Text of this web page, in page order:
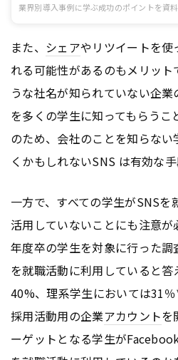
業界別導入事例に学ぶ成功のポイントを資
また、 シェアやリツイートを使
れる可能性があるのもメリット
うな社名が知られていない企
を多くの学生に知ってもらうこ
のため、会社のことを知らない
くかもしれないSNS は有効な
一方で、すべての学生がSNSを
活用していないことにも注意
年度卒の学生を対象に行った
を就職活動に利用していると
40%、理系学生においては31％
採用活動用の企業アカウントを
ーゲットとなる学生が